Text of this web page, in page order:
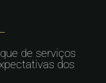
de serviços
dos